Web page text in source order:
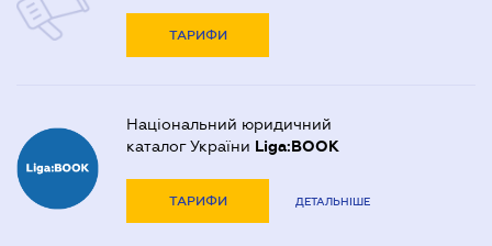
ТАРИФИ
Національний юридичний
каталог України Liga:BOOK
ТАРИФИ ДЕТАЛЬНІШЕ